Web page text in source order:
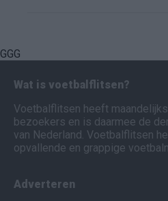
GGG
Wat is voetbalflitsen?
Voetbalflitsen heeft
bezoekers en is daarmee de
van Nederland. Voetbalflitsen
opvallende en grappige
Adverteren